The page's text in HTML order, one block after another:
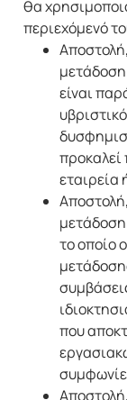
θα
περιεχόμενό
είναι
εταιρεία
το οποίο
που